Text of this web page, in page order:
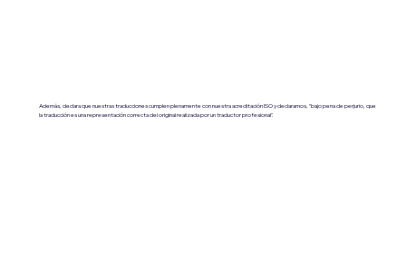
Además, declara que nuestras traducciones cumplen plenamente con nuestra acreditación ISO y declaramos, "bajo pena de perjurio, que
la traducción es una representación correcta del original realizada por un traductor profesional".